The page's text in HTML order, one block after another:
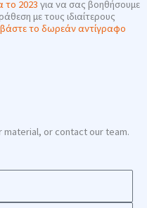
το 2023 για να σας βοηθήσουμε
με τους ιδιαίτερους
το δωρεάν αντίγραφο
or contact our team.